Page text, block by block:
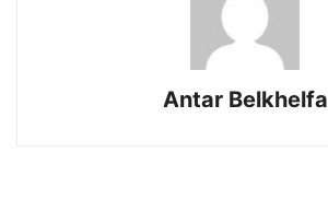
Antar Belkhelfa